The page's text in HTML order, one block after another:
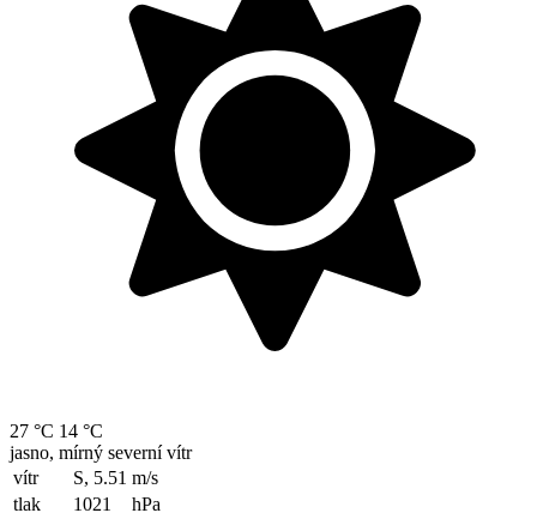
27 °C 14 °C
jasno, mírný severní vítr
vítr
S, 5.51 m/s
tlak
1021
hPa